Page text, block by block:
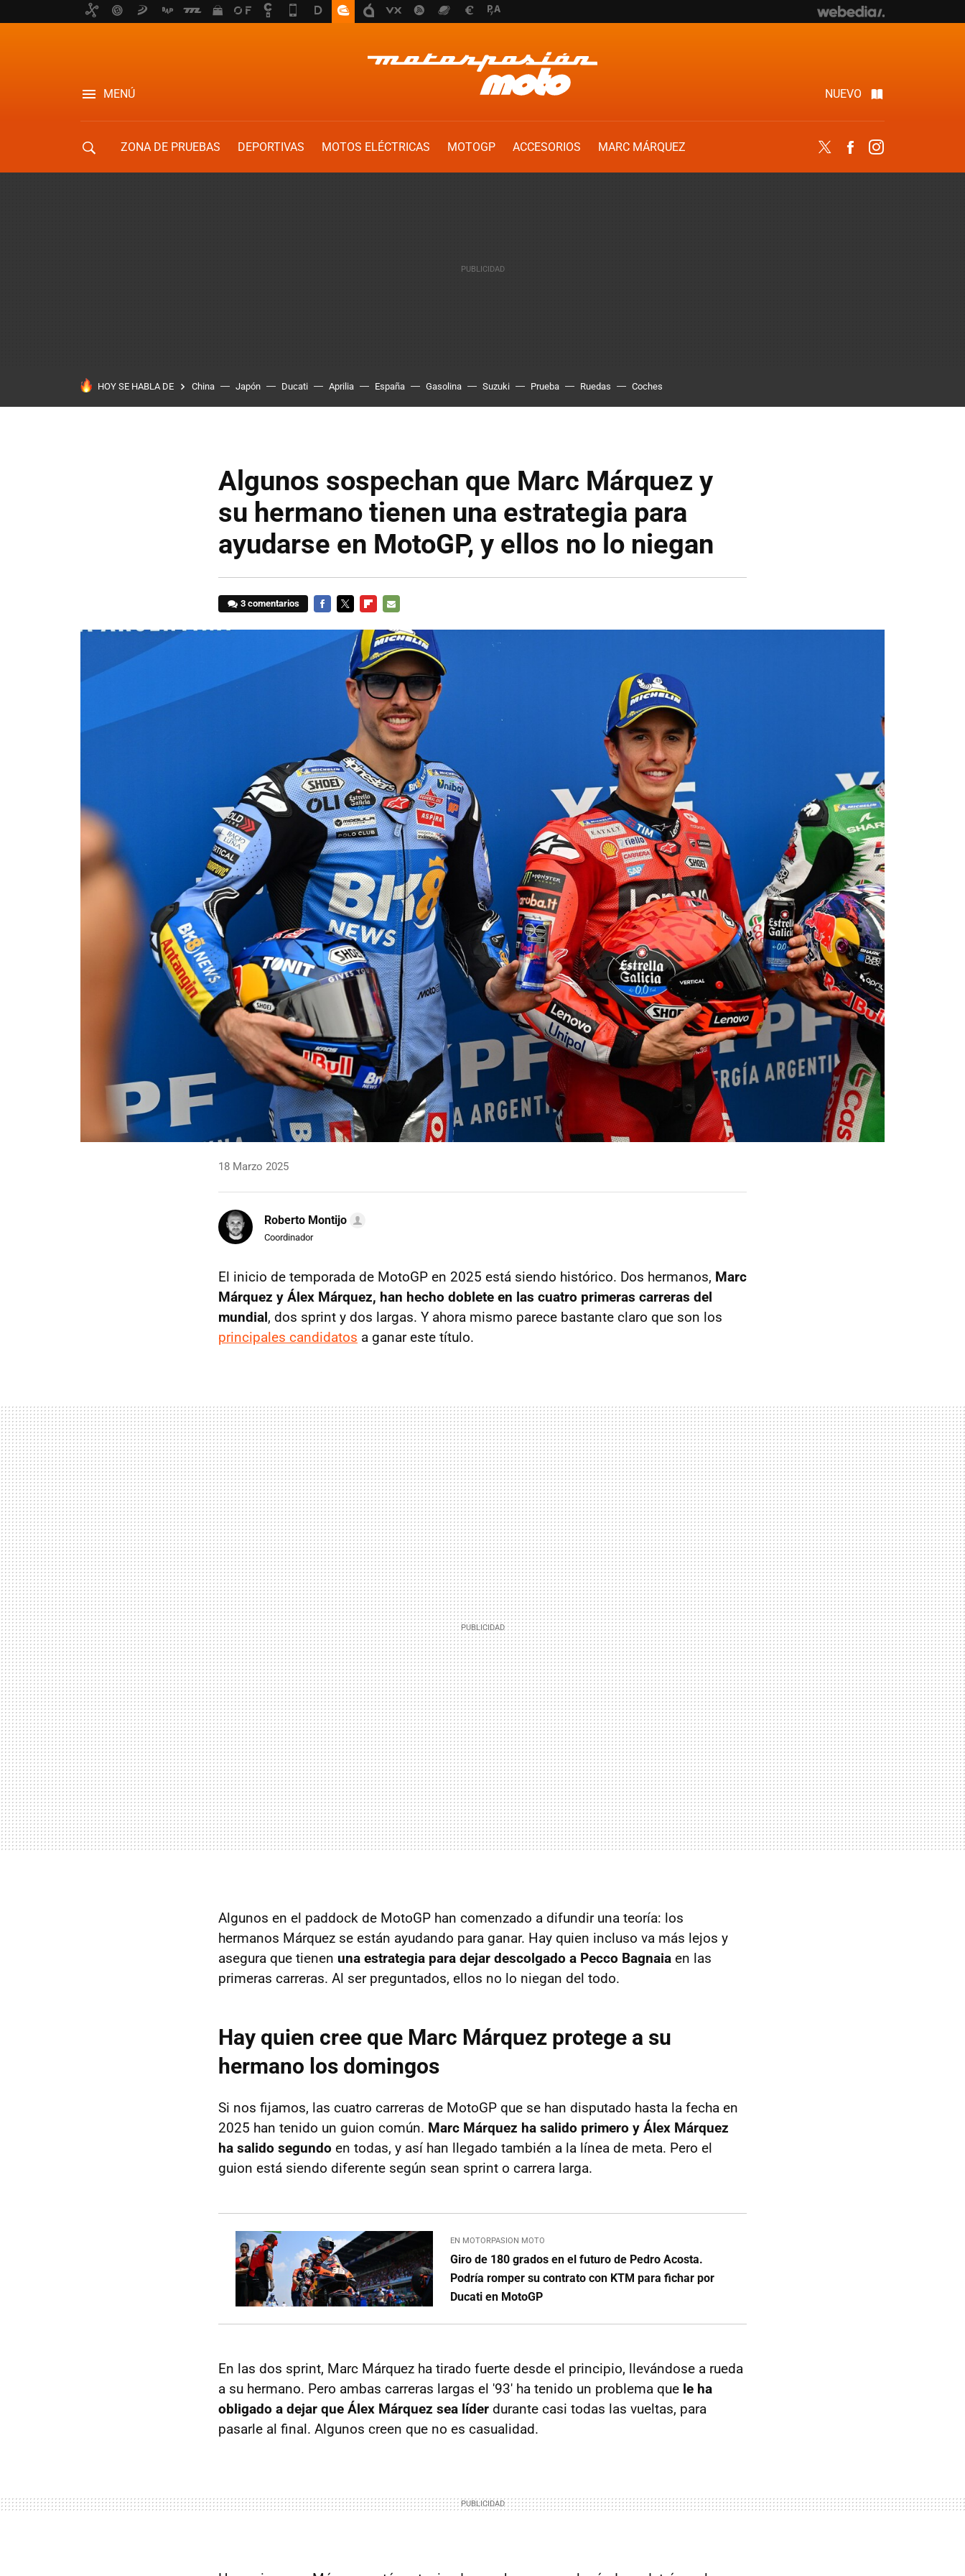
MENÚ NUEVO
ZONA DE PRUEBAS DEPORTIVAS MOTOS ELÉCTRICAS MOTOGP ACCESORIOS
MARC MÁRQUEZ
Twitter Facebook
HOY SE HABLA DE China Japón Ducati Aprilia España Gasolina Suzuki Prueba Ruedas Coches
Algunos sospechan que Marc Márquez y
su hermano tienen una estrategia para
ayudarse en MotoGP, y ellos no lo niegan
3 comentarios
MAIL
18 Marzo 2025
Roberto Montijo
Coordinador
El inicio de temporada de MotoGP en 2025 está siendo histórico. Dos hermanos, Marc
Márquez y Álex Márquez, han hecho doblete en las cuatro primeras carreras del
mundial, dos sprint y dos largas. Y ahora mismo parece bastante claro que son los
principales candidatos a ganar este título.
Algunos en el paddock de MotoGP han comenzado a difundir una teoría: los
hermanos Márquez se están ayudando para ganar. Hay quien incluso va más lejos y
asegura que tienen una estrategia para dejar descolgado a Pecco Bagnaia en las
primeras carreras. Al ser preguntados, ellos no lo niegan del todo.
Hay quien cree que Marc Márquez protege a su
hermano los domingos
Si nos fijamos, las cuatro carreras de MotoGP que se han disputado hasta la fecha en
2025 han tenido un guion común. Marc Márquez ha salido primero y Álex Márquez
ha salido segundo en todas, y así han llegado también a la línea de meta. Pero el
guion está siendo diferente según sean sprint o carrera larga.
EN MOTORPASION MOTO
Giro de 180 grados en el futuro de Pedro Acosta.
Podría romper su contrato con KTM para fichar por
Ducati en MotoGP
En las dos sprint, Marc Márquez ha tirado fuerte desde el principio, llevándose a rueda
a su hermano. Pero ambas carreras largas el '93' ha tenido un problema que le ha
obligado a dejar que Álex Márquez sea líder durante casi todas las vueltas, para
pasarle al final. Algunos creen que no es casualidad.